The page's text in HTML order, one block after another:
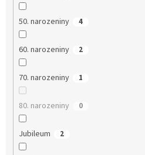
50. narozeniny 4
60. narozeniny 2
70. narozeniny 1
80. narozeniny 0
Jubileum 2